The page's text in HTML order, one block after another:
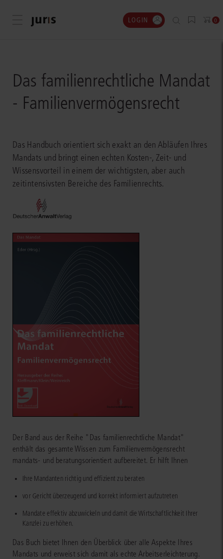
Menü öffnen LOGIN 0
Das familienrechtliche Mandat
- Familienvermögensrecht
Das Handbuch orientiert sich exakt an den Abläufen Ihres
Mandats und bringt einen echten Kosten-, Zeit- und
Wissensvorteil in einem der wichtigsten, aber auch
zeitintensivsten Bereiche des Familienrechts.
Der Band aus der Reihe "Das familienrechtliche Mandat"
enthält das gesamte Wissen zum Familienvermögensrecht
mandats- und beratungsorientiert aufbereitet. Er hilft Ihnen
Ihre Mandanten richtig und effizient zu beraten
vor Gericht überzeugend und korrekt informiert aufzutreten
Mandate effektiv abzuwickeln und damit die Wirtschaftlichkeit Ihrer
Kanzlei zu erhöhen.
Das Buch bietet Ihnen den Überblick über alle Aspekte Ihres
Mandats und erweist sich damit als echte Arbeitserleichterung.